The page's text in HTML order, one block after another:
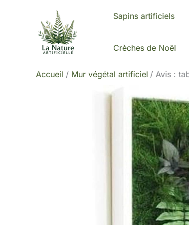
Sapins artificiels
Crèches de Noël
Accueil Mur végétal artificiel Avis :